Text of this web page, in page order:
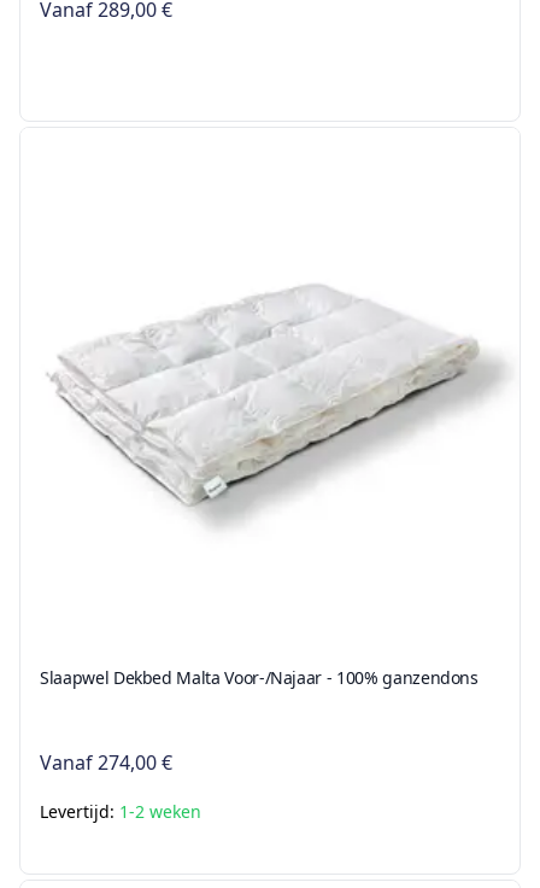
Vanaf289,00 €
Slaapwel Dekbed Malta Voor-/Najaar - 100% ganzendons
Vanaf274,00 €
Levertijd: 1-2 weken